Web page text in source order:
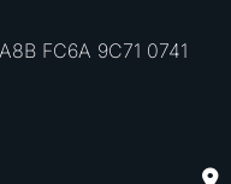
FC6A 9C71 0741